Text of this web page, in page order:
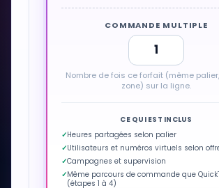
FR
Créer Votre Accès en 2
COMMANDE MULTIPLE
Nombre de fois ce forfait (même
zone) sur la ligne.
CE QUI EST INCLUS
✓Heures partagées selon palier
✓Utilisateurs et numéros virtuels selon
✓Campagnes et supervision
✓Même parcours de commande que
(étapes 1 à 4)